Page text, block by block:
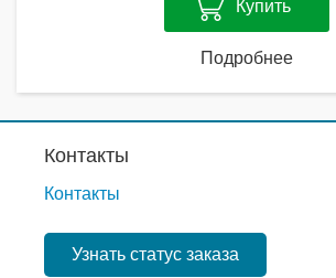
Купить
Подробнее
Контакты
Контакты
Узнать статус заказа